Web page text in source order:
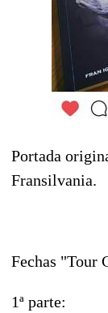
Portada
Fransilvania.
Fechas "Tour
1ª parte: